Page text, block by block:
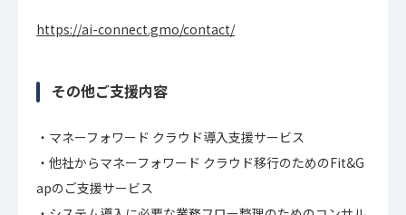
https://ai-connect.gmo/contact/
その他ご支援内容
マネーフォワード クラウド導入支援サービス
他社からマネーフォワード クラウド移行のためのFit&G
apのご支援サービス